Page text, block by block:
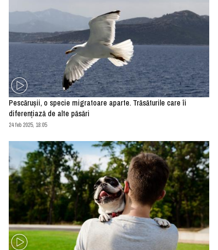
Pescărușii, o specie migratoare aparte. Trăsăturile care îi
diferențiază de alte păsări
24 feb 2025, 18:05